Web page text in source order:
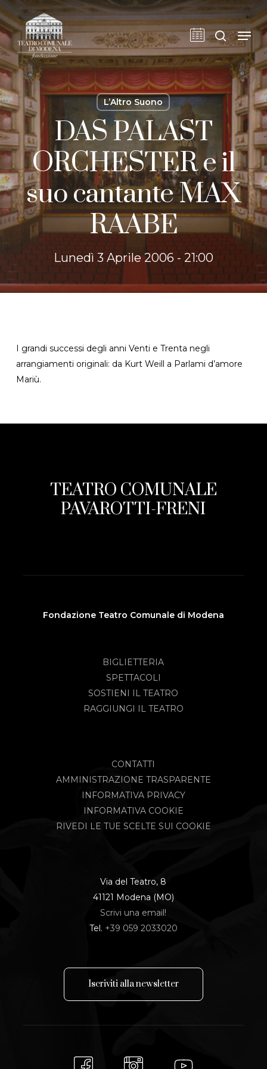
Skip
to
main
content
cerca
L’Altro Suono
DAS PALAST
ORCHESTER e il
suo cantante MAX
RAABE
Lunedì 3 Aprile 2006 - 21:00
I grandi successi degli anni Venti e Trenta negli
arrangiamenti originali: da Kurt Weill a Parlami d’amore
Mariù.
TEATRO COMUNALE
PAVAROTTI-FRENI
Fondazione Teatro Comunale di Modena
BIGLIETTERIA
SPETTACOLI
SOSTIENI IL TEATRO
RAGGIUNGI IL TEATRO
CONTATTI
AMMINISTRAZIONE TRASPARENTE
INFORMATIVA PRIVACY
INFORMATIVA COOKIE
RIVEDI LE TUE SCELTE SUI COOKIE
Via del Teatro, 8
41121 Modena (MO)
Scrivi una email!
Tel. +39 059 2033020
Iscriviti allanewsletter